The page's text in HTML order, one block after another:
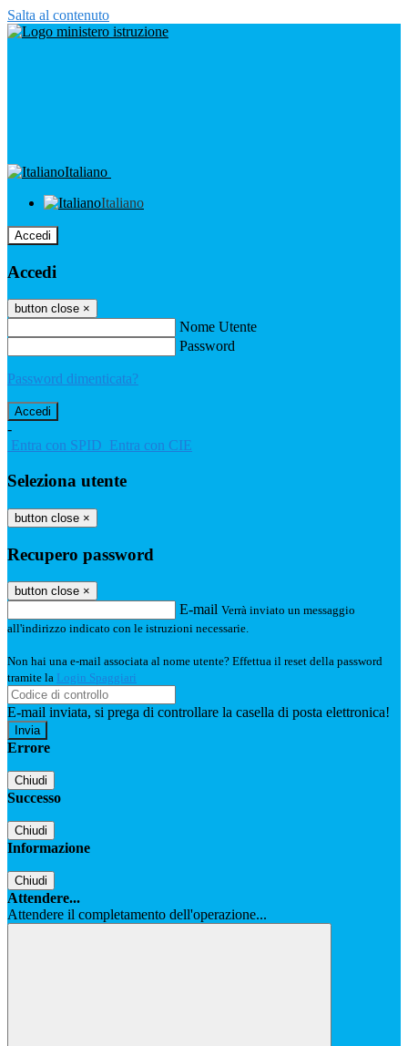
Salta al contenuto
Italiano
Italiano
Accedi
Accedi
button close ×
Nome Utente
Password
Password dimenticata?
-
Entra con SPID Entra con CIE
Seleziona utente
button close ×
Recupero password
button close ×
E-mail Verrà inviato un messaggio
all'indirizzo indicato con le istruzioni necessarie.
Non hai una e-mail associata al nome utente? Effettua il reset della password
tramite la Login Spaggiari
E-mail inviata, si prega di controllare la casella di posta elettronica!
Errore
Chiudi
Successo
Chiudi
Informazione
Chiudi
Attendere...
Attendere il completamento dell'operazione...